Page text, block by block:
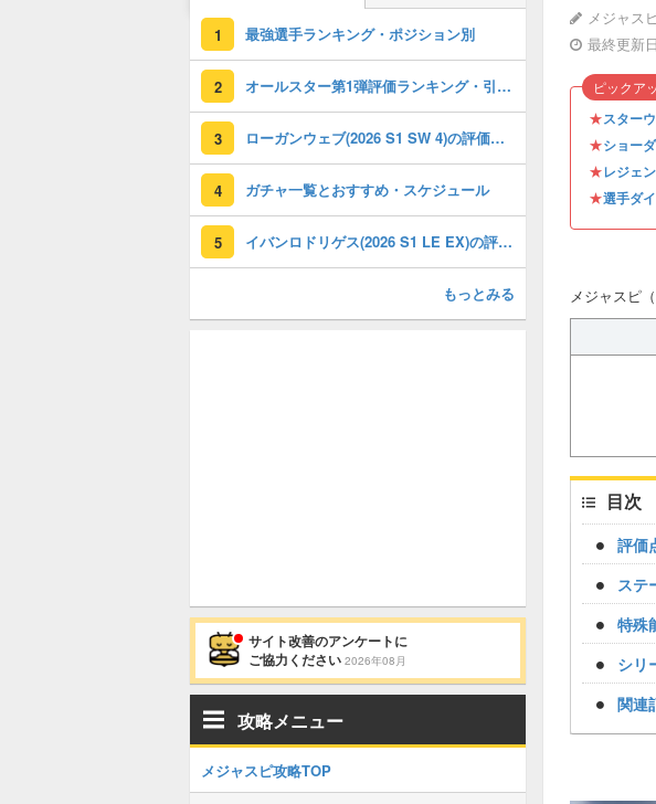
メジャス
最終更新
★スター
★ショー
★レジェ
★選手ダ
ピックア
メジャスピ
目次
評価
ステ
特殊
シリ
関連
1 最強選手ランキング・ポジション別
2 オールスター第1弾評価ランキング・引くべき？
3 ローガンウェブ(2026 S1 SW 4)の評価とステータス
4 ガチャ一覧とおすすめ・スケジュール
5 イバンロドリゲス(2026 S1 LE EX)の評価とステータス
もっとみる
サイト改善のアンケートに
ご協力ください 2026年08月
攻略メニュー
メジャスピ攻略TOP